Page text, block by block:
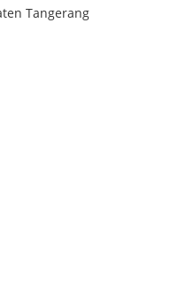
Tangerang